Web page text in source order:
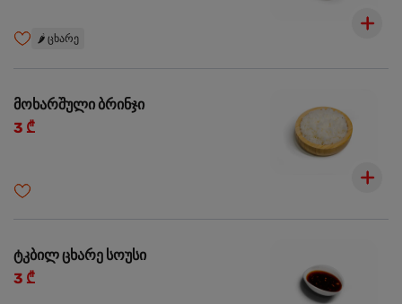
🌶️ ცხარე
მოხარშული ბრინჯი
3 ₾
ტკბილ ცხარე სოუსი
3 ₾